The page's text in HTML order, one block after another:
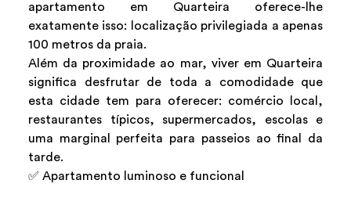
apartamento em Quarteira oferece-lhe
exatamente isso: localização privilegiada a apenas
100 metros da praia.
Além da proximidade ao mar, viver em Quarteira
significa desfrutar de toda a comodidade que
esta cidade tem para oferecer: comércio local,
restaurantes típicos, supermercados, escolas e
uma marginal perfeita para passeios ao final da
tarde.
✅ Apartamento luminoso e funcional